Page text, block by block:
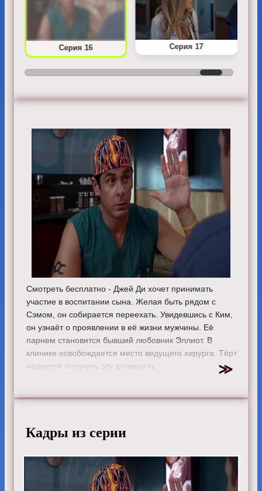
Серия 16 Серия 17
Смотреть бесплатно - Джей Ди хочет принимать
участие в воспитании сына. Желая быть рядом с
Сэмом, он собирается переехать. Увидевшись с Ким,
он узнаёт о проявлении в её жизни мужчины. Её
парнем становится бывший любовник Эллиот. В
клинике освобождается место ведущего хирурга. Тёрт
надеется получить эту должность.
Актеры:Зак Брафф, Сара Чок, Дональд Фэйсон, Кен
Элиза Коуп, Керри Бише, Михаэль Мосли и Дэвид
Франко.
Смотрите онлайн 8 сезон 16 серию «Клиника»
бесплатно в хорошем HD качестве, на телефоне,
планшете, пк или телевизоре на сайте scrubs-
Кадры из серии